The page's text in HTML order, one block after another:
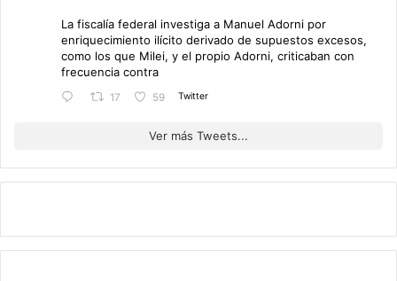
La fiscalía federal investiga a Manuel Adorni por
enriquecimiento ilícito derivado de supuestos excesos,
como los que Milei, y el propio Adorni, criticaban con
frecuencia contra
17 59 Twitter
Ver más Tweets...